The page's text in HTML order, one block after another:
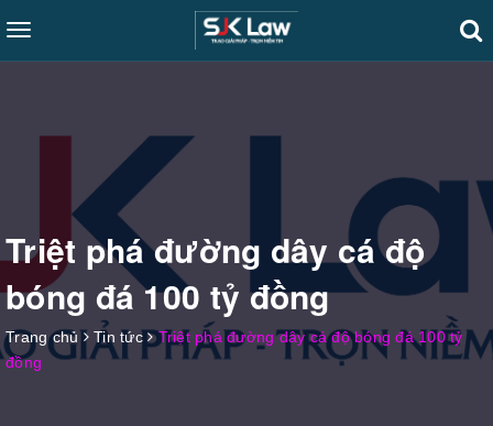
Toggle
navigation
Triệt phá đường dây cá độ
bóng đá 100 tỷ đồng
Trang chủ Tin tức
Triệt phá đường dây cá độ bóng đá 100 tỷ
đồng